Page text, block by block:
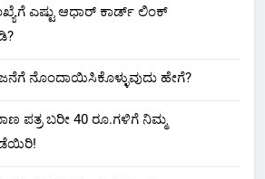
ಎಷ್ಟು ಆಧಾರ್ ಕಾರ್ಡ್ ಲಿಂಕ್
ನೊಂದಾಯಿಸಿಕೊಳ್ಳುವುದು ಹೇಗೆ?
ಪತ್ರ ಬರೀ 40 ರೂ.ಗಳಿಗೆ ನಿಮ್ಮ